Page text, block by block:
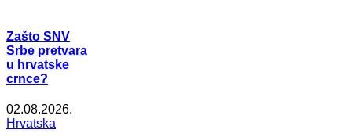
Zašto SNV
Srbe pretvara
u hrvatske
crnce?
02.08.2026.
Hrvatska